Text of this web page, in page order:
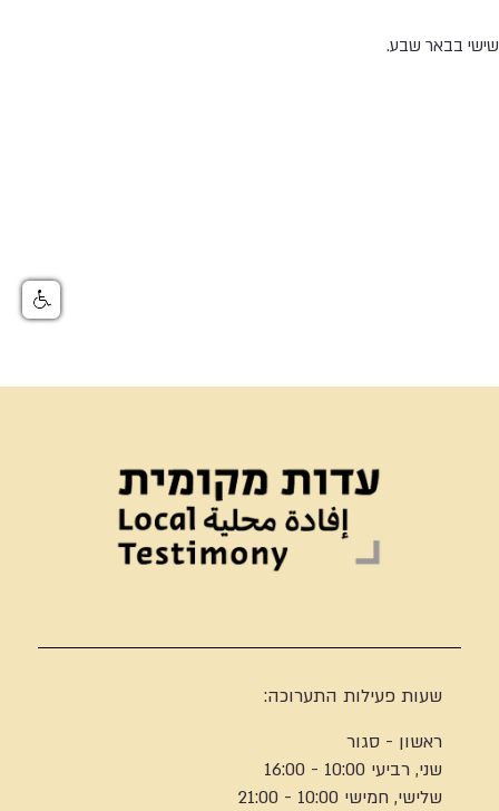
שישי בבאר שבע.
שעות פעילות התערוכה:
ראשון - סגור
שני, רביעי 10:00 - 16:00
שלישי, חמישי 10:00 - 21:00